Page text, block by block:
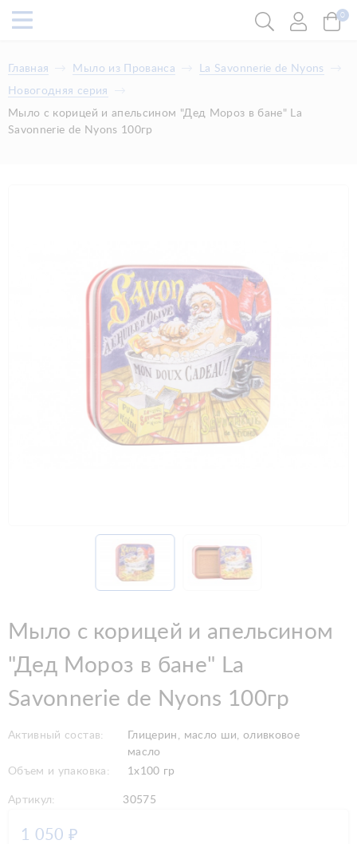
0
Главная Мыло из Прованса
La Savonnerie de Nyons
Новогодняя серия
Мыло с корицей и апельсином "Дед Мороз в бане" La
Savonnerie de Nyons 100гр
Мыло с корицей и апельсином
"Дед Мороз в бане" La
Savonnerie de Nyons 100гр
Активный состав:
Глицерин, масло ши, оливковое
масло
Объем и упаковка:
1x100 гр
Артикул: 30575
1 050₽